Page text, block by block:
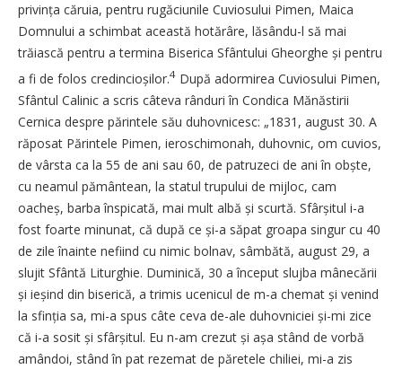
privința căruia, pen­tru rugăciunile Cuviosului Pimen, Mai­­ca
Domnului a schimbat aceas­tă hotărâre, lăsându-l să mai
trăiască pentru a termina Biserica Sfântului ­Gheorghe și pentru
a fi de folos ­cre­din­cioșilor.4 După adormirea Cuvio­­sului Pimen,
Sfântul Calinic a scris câteva rânduri în Condica Mănăstirii
Cernica despre părintele său duhovnicesc: „1831, august 30. A
răposat Părintele Pi­men, ieroschimonah, duhovnic, om cuvios,
de vârsta ca la 55 de ani sau 60, de patruzeci de ani în obște,
cu neamul pământean, la statul trupului de mijloc, cam
oacheș, barba înspicată, mai mult albă și scurtă. Sfârșitul i-a
fost foarte minunat, că după ce și-a săpat groapa singur cu 40
de zile înainte nefiind cu nimic bolnav, sâmbătă, august 29, a
slujit Sfântă Liturghie. Duminică, 30 a început slujba mânecării
și ieșind din biserică, a trimis ucenicul de ­m-a chemat și venind
la sfinția sa, mi-a spus câte ceva de-ale duhovniciei și-mi zice
că i-a sosit și sfârșitul. Eu n-am crezut și așa stând de vorbă
amândoi, stând în pat rezemat de păretele chiliei, mi-a zis